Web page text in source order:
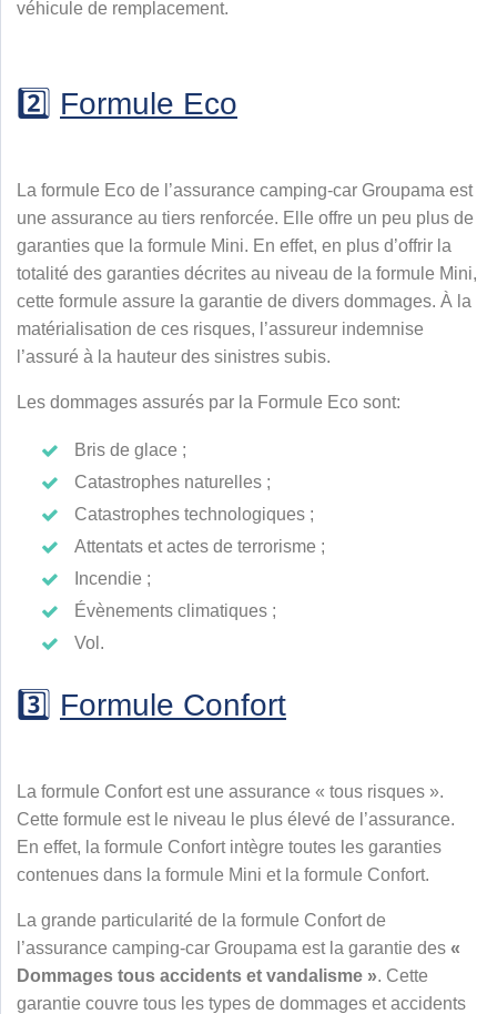
véhicule de remplacement.
2️⃣ Formule Eco
La formule Eco de l’assurance camping-car Groupama est
une assurance au tiers renforcée. Elle offre un peu plus de
garanties que la formule Mini. En effet, en plus d’offrir la
totalité des garanties décrites au niveau de la formule Mini,
cette formule assure la garantie de divers dommages. À la
matérialisation de ces risques, l’assureur indemnise
l’assuré à la hauteur des sinistres subis.
Les dommages assurés par la Formule Eco sont:
Bris de glace ;
Catastrophes naturelles ;
Catastrophes technologiques ;
Attentats et actes de terrorisme ;
Incendie ;
Évènements climatiques ;
Vol.
3️⃣ Formule Confort
La formule Confort est une assurance « tous risques ».
Cette formule est le niveau le plus élevé de l’assurance.
En effet, la formule Confort intègre toutes les garanties
contenues dans la formule Mini et la formule Confort.
La grande particularité de la formule Confort de
l’assurance camping-car Groupama est la garantie des «
Dommages tous accidents et vandalisme ». Cette
garantie couvre tous les types de dommages et accidents